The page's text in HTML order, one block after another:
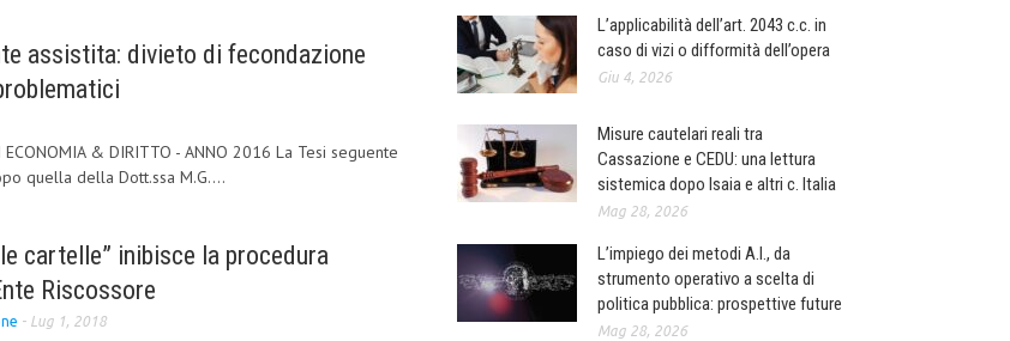
assistita: divieto di fecondazione
ECONOMIA & DIRITTO - ANNO 2016 La Tesi seguente
quella della Dott.ssa M.G....
cartelle” inibisce la procedura
Riscossore
- Lug 1, 2018
L’applicabilità dell’art. 2043 c.c. in
caso di vizi o difformità dell’opera
Giu 4, 2026
Misure cautelari reali tra
Cassazione e CEDU: una lettura
sistemica dopo Isaia e altri c. Italia
Mag 28, 2026
L’impiego dei metodi A.I., da
strumento operativo a scelta di
politica pubblica: prospettive future
Mag 28, 2026